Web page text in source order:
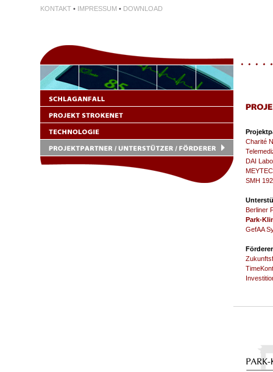
KONTAKT • IMPRESSUM • DOWNLOAD
Charité
DAI
SMH
Berliner
Park-
GefAA
Förderer